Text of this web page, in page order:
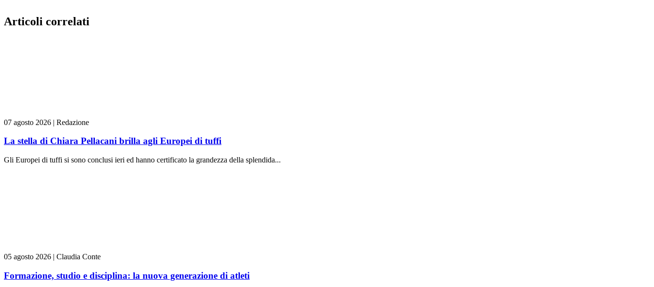
Articoli correlati
07 agosto 2026 | Redazione
La stella di Chiara Pellacani brilla agli Europei di tuffi
Gli Europei di tuffi si sono conclusi ieri ed hanno certificato la grandezza della splendida...
05 agosto 2026 | Claudia Conte
Formazione, studio e disciplina: la nuova generazione di atleti